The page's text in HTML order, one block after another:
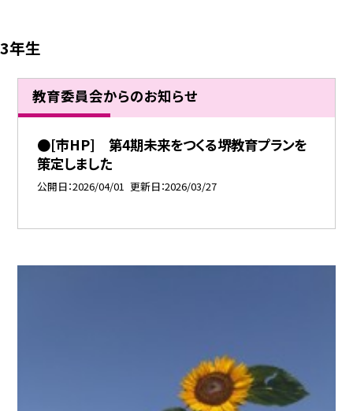
3年生
教育委員会からのお知らせ
●[市HP] 第4期未来をつくる堺教育プランを
策定しました
公開日 2026/04/01 更新日 2026/03/27